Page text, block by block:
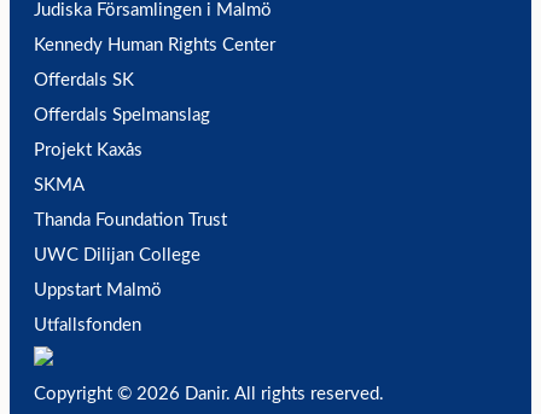
Judiska Församlingen i Malmö
Kennedy Human Rights Center
Offerdals SK
Offerdals Spelmanslag
Projekt Kaxås
SKMA
Thanda Foundation Trust
UWC Dilijan College
Uppstart Malmö
Utfallsfonden
Copyright © 2026 Danir. All rights reserved.